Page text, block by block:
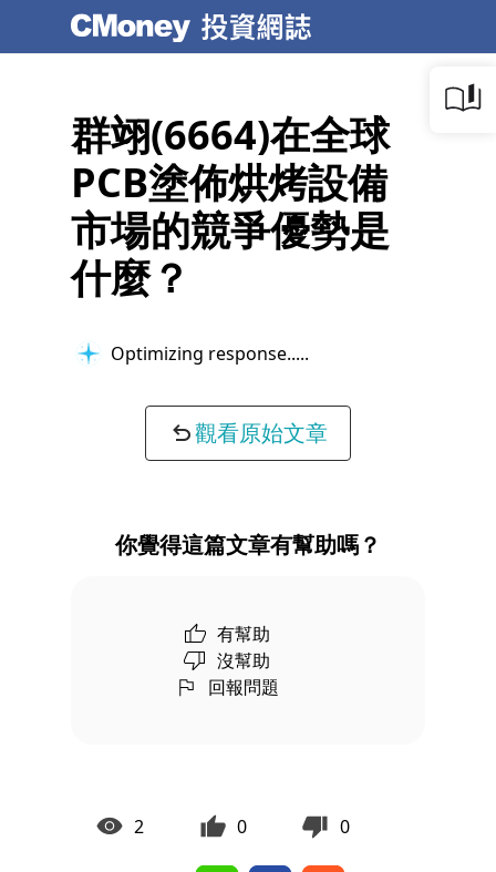
群翊(6664)在全球
PCB塗佈烘烤設備
市場的競爭優勢是
什麼？
Optimizing response...
觀看原始文章
你覺得這篇文章有幫助嗎？
有幫助
沒幫助
回報問題
2 0 0